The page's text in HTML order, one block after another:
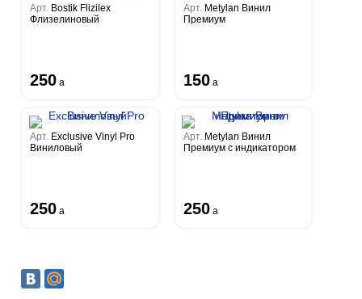
Арт. Bostik Flizilex
Флизелиновый
250 a
Арт. Metylan Винил
Премиум
150 a
Арт. Exclusive Vinyl Pro
Виниловый
250 a
Арт. Metylan Винил
Премиум с индикатором
250 a